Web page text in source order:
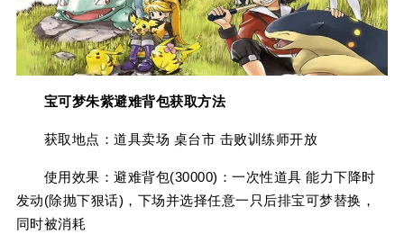
宝可梦朱紫避难背包获取方法
获取地点：道具卖场 桌台市 击败训练师开放
使用效果：避难背包(30000)：一次性道具 能力下降时
发动(除抛下狠话)，下场并选择任意一只后排宝可梦替换，
同时被消耗